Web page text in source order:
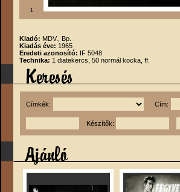
1
Kiadó: MDV., Bp.
Kiadás éve: 1965
Eredeti azonosító: IF 5048
Technika: 1 diatekercs, 50 normál kocka, ff.
Címkék: Cím:
Készítők: